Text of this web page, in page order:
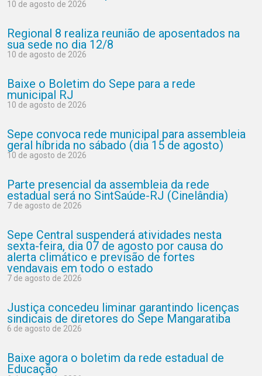
10 de agosto de 2026
Regional 8 realiza reunião de aposentados na
sua sede no dia 12/8
10 de agosto de 2026
Baixe o Boletim do Sepe para a rede
municipal RJ
10 de agosto de 2026
Sepe convoca rede municipal para assembleia
geral híbrida no sábado (dia 15 de agosto)
10 de agosto de 2026
Parte presencial da assembleia da rede
estadual será no SintSaúde-RJ (Cinelândia)
7 de agosto de 2026
Sepe Central suspenderá atividades nesta
sexta-feira, dia 07 de agosto por causa do
alerta climático e previsão de fortes
vendavais em todo o estado
7 de agosto de 2026
Justiça concedeu liminar garantindo licenças
sindicais de diretores do Sepe Mangaratiba
6 de agosto de 2026
Baixe agora o boletim da rede estadual de
Educação